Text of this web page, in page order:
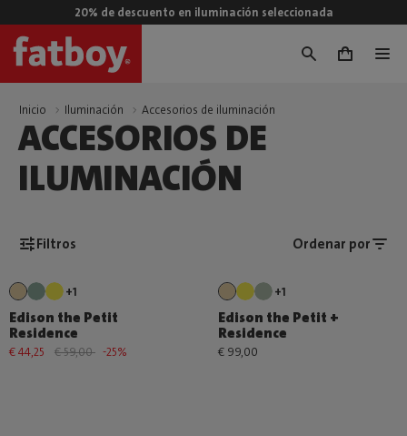
20% de descuento en iluminación seleccionada
0
Inicio Iluminación Accesorios de iluminación
ACCESORIOS DE
ILUMINACIÓN
Filtros Ordenar por
+1
Edison the Petit
Residence
€ 44,25 € 59,00 -25%
+1
Edison the Petit +
Residence
€ 99,00